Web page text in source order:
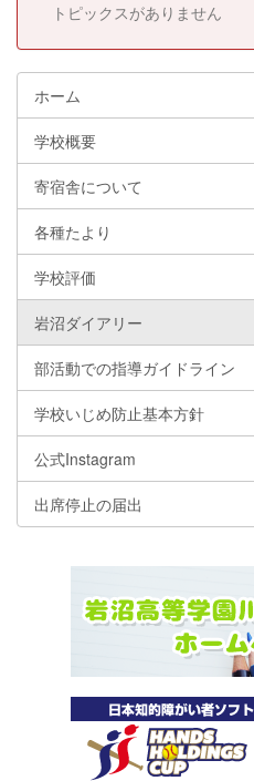
トピックスがありません
ホーム
学校概要
寄宿舎について
各種たより
学校評価
岩沼ダイアリー
部活動での指導ガイドライン
学校いじめ防止基本方針
公式Instagram
出席停止の届出